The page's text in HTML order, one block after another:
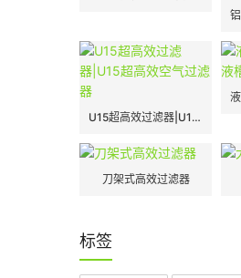
U15超高效过滤器|U15超高效空气过滤器
刀架式高效过滤器
标签